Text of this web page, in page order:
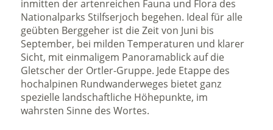
inmitten der artenreichen Fauna und Flora des
Nationalparks Stilfserjoch begehen. Ideal für alle
geübten Berggeher ist die Zeit von Juni bis
September, bei milden Temperaturen und klarer
Sicht, mit einmaligem Panoramablick auf die
Gletscher der Ortler-Gruppe. Jede Etappe des
hochalpinen Rundwanderweges bietet ganz
spezielle landschaftliche Höhepunkte, im
wahrsten Sinne des Wortes.